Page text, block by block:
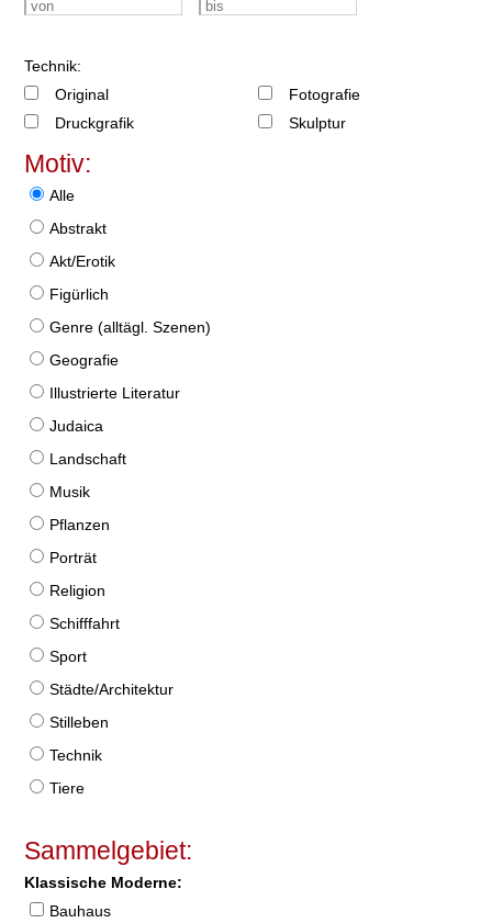
Technik:
Original
Druckgrafik
Fotografie
Skulptur
Motiv:
Alle
Abstrakt
Akt/Erotik
Figürlich
Genre (alltägl. Szenen)
Geografie
Illustrierte Literatur
Judaica
Landschaft
Musik
Pflanzen
Porträt
Religion
Schifffahrt
Sport
Städte/Architektur
Stilleben
Technik
Tiere
Sammelgebiet:
Klassische Moderne:
Bauhaus